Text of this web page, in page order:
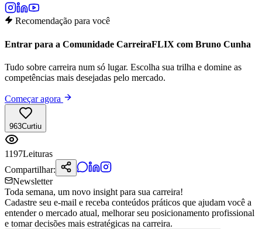
Recomendação para você
Entrar para a Comunidade CarreiraFLIX com Bruno Cunha
Tudo sobre carreira num só lugar. Escolha sua trilha e domine as
competências mais desejadas pelo mercado.
Começar agora
963Curtiu
1197Leituras
Compartilhar:
Newsletter
Toda semana, um novo insight para sua carreira!
Cadastre seu e-mail e receba conteúdos práticos que ajudam você a
entender o mercado atual, melhorar seu posicionamento profissional
e tomar decisões mais estratégicas na carreira.